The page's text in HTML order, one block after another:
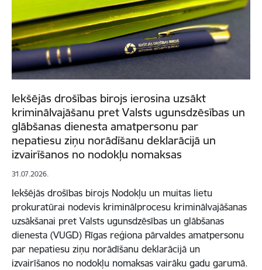
Iekšējās drošības birojs ierosina uzsākt
kriminālvajāšanu pret Valsts ugunsdzēsības un
glābšanas dienesta amatpersonu par
nepatiesu ziņu norādīšanu deklarācijā un
izvairīšanos no nodokļu nomaksas
31.07.2026.
Iekšējās drošības birojs Nodokļu un muitas lietu
prokuratūrai nodevis kriminālprocesu kriminālvajāšanas
uzsākšanai pret Valsts ugunsdzēsības un glābšanas
dienesta (VUGD) Rīgas reģiona pārvaldes amatpersonu
par nepatiesu ziņu norādīšanu deklarācijā un
izvairīšanos no nodokļu nomaksas vairāku gadu garumā.